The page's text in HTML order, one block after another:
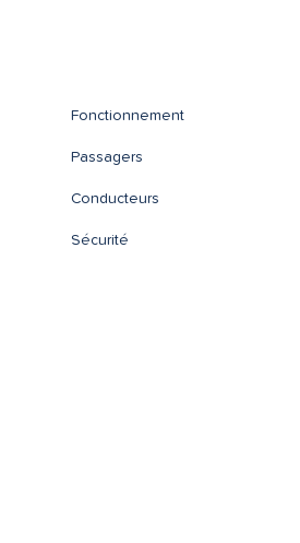
Fonctionnement
Passagers
Conducteurs
Sécurité